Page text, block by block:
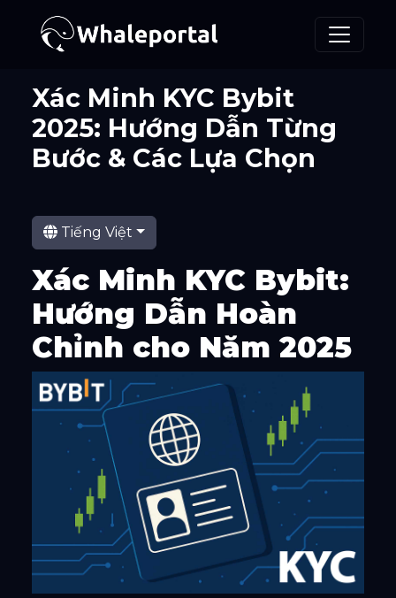
Xác Minh KYC Bybit
2025: Hướng Dẫn Từng
Bước & Các Lựa Chọn
Tiếng Việt
Xác Minh KYC Bybit:
Hướng Dẫn Hoàn
Chỉnh cho Năm 2025